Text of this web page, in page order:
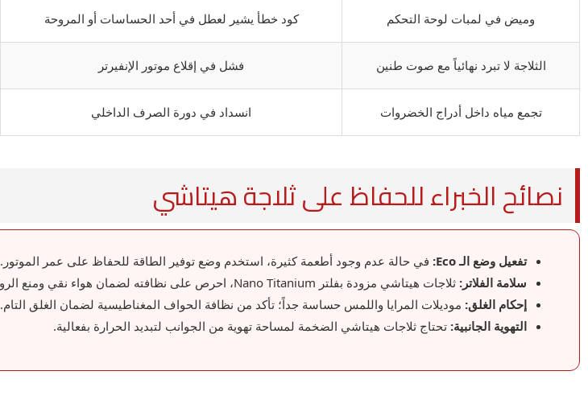
وميض في لمبات لوحة التحكم كود خطأ يشير لعطل في أحد الحساسات أو المروحة
الثلاجة لا تبرد نهائياً مع صوت طنين فشل في إقلاع موتور الإنفيرتر
تجمع مياه داخل أدراج الخضروات انسداد في دورة الصرف الداخلي
نصائح الخبراء للحفاظ على ثلاجة هيتاشي
تفعيل وضع الـ Eco:
في حالة عدم وجود أطعمة كثيرة، استخدم وضع توفير الطاقة للحفاظ على عمر الموتور.
سلامة الفلاتر: ثلاجات هيتاشي مزودة بفلتر Nano Titanium، احرص على نظافته لضمان هواء نقي ومنع الروائح.
إحكام الغلق: موديلات المرايا واللمس حساسة جداً؛ تأكد من نظافة الحواف المغناطيسية لضمان الغلق التام.
التهوية الجانبية: تحتاج ثلاجات هيتاشي الضخمة لمساحة تهوية من الجوانب لتبديد الحرارة بفعالية.